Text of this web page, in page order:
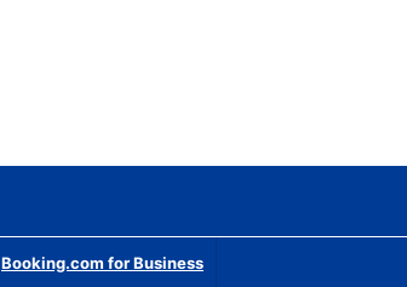
Booking.com for Business